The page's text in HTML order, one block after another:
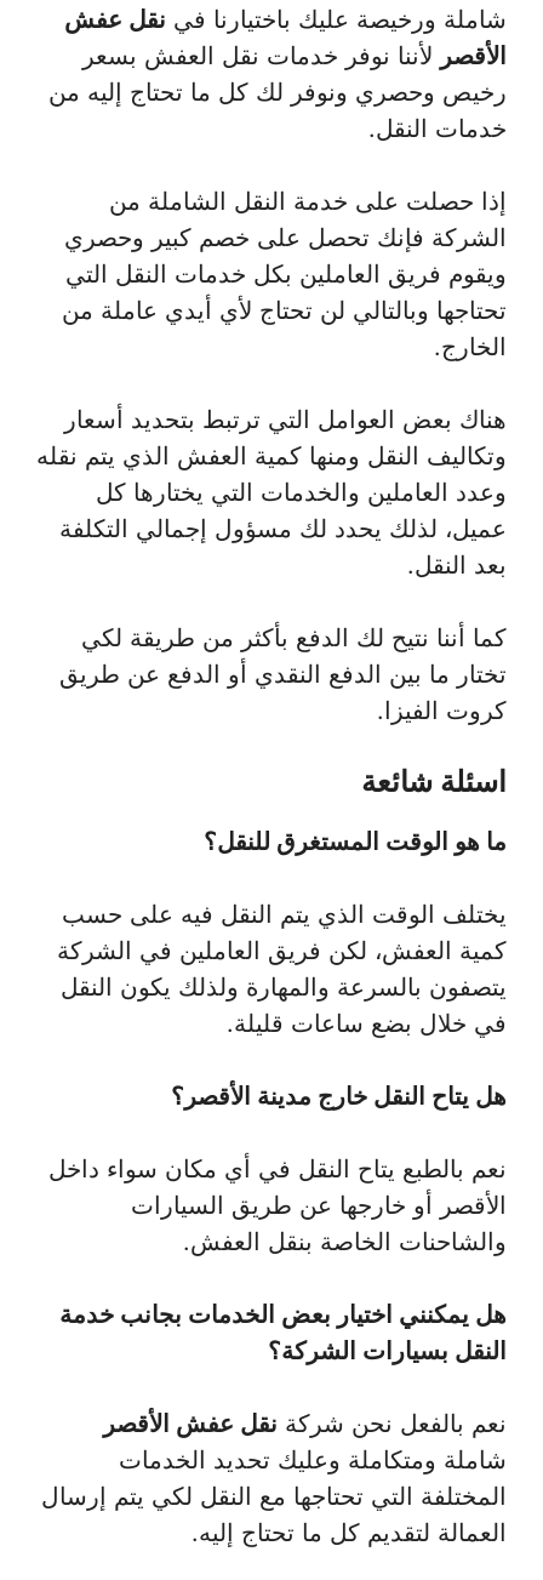
شاملة ورخيصة عليك باختيارنا في نقل عفش
الأقصر لأننا نوفر خدمات نقل العفش بسعر
رخيص وحصري ونوفر لك كل ما تحتاج إليه من
خدمات النقل.
إذا حصلت على خدمة النقل الشاملة من
الشركة فإنك تحصل على خصم كبير وحصري
ويقوم فريق العاملين بكل خدمات النقل التي
تحتاجها وبالتالي لن تحتاج لأي أيدي عاملة من
الخارج.
هناك بعض العوامل التي ترتبط بتحديد أسعار
وتكاليف النقل ومنها كمية العفش الذي يتم نقله
وعدد العاملين والخدمات التي يختارها كل
عميل، لذلك يحدد لك مسؤول إجمالي التكلفة
بعد النقل.
كما أننا نتيح لك الدفع بأكثر من طريقة لكي
تختار ما بين الدفع النقدي أو الدفع عن طريق
كروت الفيزا.
اسئلة شائعة
ما هو الوقت المستغرق للنقل؟
يختلف الوقت الذي يتم النقل فيه على حسب
كمية العفش، لكن فريق العاملين في الشركة
يتصفون بالسرعة والمهارة ولذلك يكون النقل
في خلال بضع ساعات قليلة.
هل يتاح النقل خارج مدينة الأقصر؟
نعم بالطبع يتاح النقل في أي مكان سواء داخل
الأقصر أو خارجها عن طريق السيارات
والشاحنات الخاصة بنقل العفش.
هل يمكنني اختيار بعض الخدمات بجانب خدمة
النقل بسيارات الشركة؟
نعم بالفعل نحن شركة نقل عفش الأقصر
شاملة ومتكاملة وعليك تحديد الخدمات
المختلفة التي تحتاجها مع النقل لكي يتم إرسال
العمالة لتقديم كل ما تحتاج إليه.